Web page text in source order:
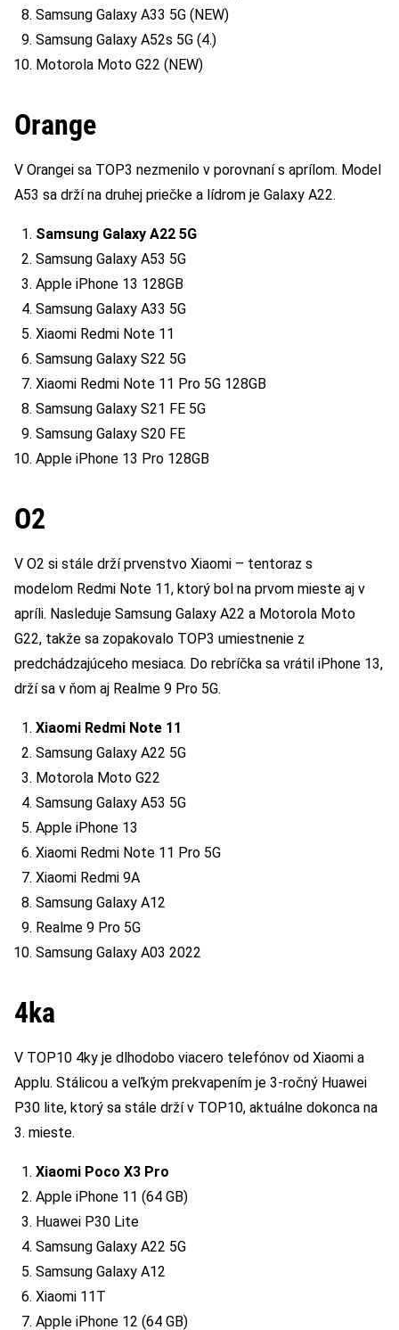
Samsung Galaxy A33 5G (NEW)
Samsung Galaxy A52s 5G (4.)
Motorola Moto G22 (NEW)
Orange
V Orangei sa TOP3 nezmenilo v porovnaní s aprílom. Model
A53 sa drží na druhej priečke a lídrom je Galaxy A22.
Samsung Galaxy A22 5G
Samsung Galaxy A53 5G
Apple iPhone 13 128GB
Samsung Galaxy A33 5G
Xiaomi Redmi Note 11
Samsung Galaxy S22 5G
Xiaomi Redmi Note 11 Pro 5G 128GB
Samsung Galaxy S21 FE 5G
Samsung Galaxy S20 FE
Apple iPhone 13 Pro 128GB
O2
V O2 si stále drží prvenstvo Xiaomi – tentoraz s
modelom Redmi Note 11, ktorý bol na prvom mieste aj v
apríli. Nasleduje Samsung Galaxy A22 a Motorola Moto
G22, takže sa zopakovalo TOP3 umiestnenie z
predchádzajúceho mesiaca. Do rebríčka sa vrátil iPhone 13,
drží sa v ňom aj Realme 9 Pro 5G.
Xiaomi Redmi Note 11
Samsung Galaxy A22 5G
Motorola Moto G22
Samsung Galaxy A53 5G
Apple iPhone 13
Xiaomi Redmi Note 11 Pro 5G
Xiaomi Redmi 9A
Samsung Galaxy A12
Realme 9 Pro 5G
Samsung Galaxy A03 2022
4ka
V TOP10 4ky je dlhodobo viacero telefónov od Xiaomi a
Applu. Stálicou a veľkým prekvapením je 3-ročný Huawei
P30 lite, ktorý sa stále drží v TOP10, aktuálne dokonca na
3. mieste.
Xiaomi Poco X3 Pro
Apple iPhone 11 (64 GB)
Huawei P30 Lite
Samsung Galaxy A22 5G
Samsung Galaxy A12
Xiaomi 11T
Apple iPhone 12 (64 GB)